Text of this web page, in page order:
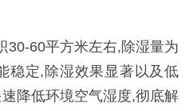
60平方米左右,除湿量为
稳定,除湿效果显著以及低
降低环境空气湿度,彻底解